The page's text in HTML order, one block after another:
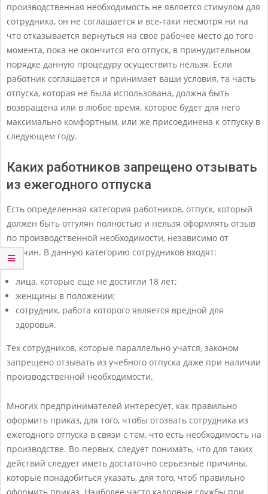
производственная необходимость не является стимулом для
сотрудника, он не соглашается и все-таки несмотря ни на
что отказывается вернуться на свое рабочее место до того
момента, пока не окончится его отпуск, в принудительном
порядке данную процедуру осуществить нельзя. Если
работник соглашается и принимает ваши условия, та часть
отпуска, которая не была использована, должна быть
возвращена или в любое время, которое будет для него
максимально комфортным, или же присоединена к отпуску в
следующем году.
Каких работников запрещено отзывать
из ежегодного отпуска
Есть определенная категория работников, отпуск, который
должен быть отгулян полностью и нельзя оформлять отзыв
по производственной необходимости, независимо от
причин. В данную категорию сотрудников входят:
лица, которые еще не достигли 18 лет;
женщины в положении;
сотрудник, работа которого является вредной для
здоровья.
Тех сотрудников, которые параллельно учатся, законом
запрещено отзывать из учебного отпуска даже при наличии
производственной необходимости.
Многих предпринимателей интересует, как правильно
оформить приказ, для того, чтобы отозвать сотрудника из
ежегодного отпуска в связи с тем, что есть необходимость на
производстве. Во-первых, следует понимать, что для таких
действий следует иметь достаточно серьезные причины,
которые понадобиться указать, для того, чтоб правильно